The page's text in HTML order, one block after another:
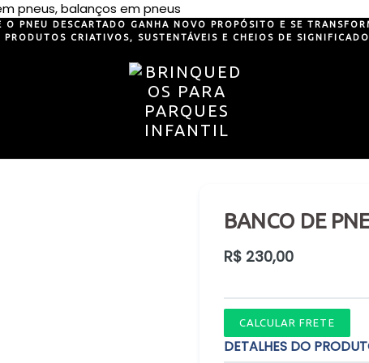
pneus, balanços em pneus
para
o
O PNEU DESCARTADO GANHA NOVO PROPÓSITO E SE
PRODUTOS CRIATIVOS, SUSTENTÁVEIS E CHEIOS DE SIGNIFICADO
BANCO DE
Preço
R$ 230,00
CALCULAR FRETE
DETALHES DO